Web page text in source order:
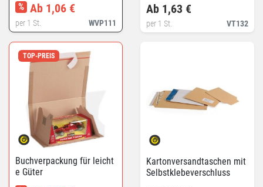
WVP111
% Ab 1,06 €
per 1 St. VT132
Ab 1,63 €
per 1 St.
TOP-PREIS
Buchverpackung für leicht
e Güter
Kartonversandtaschen mit
Selbstklebeverschluss